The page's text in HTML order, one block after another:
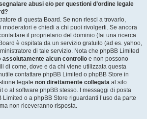
abusi e/o per questioni d’ordine legale
di questa Board. Se non riesci a trovarlo,
moderatori e chiedi a chi puoi rivolgerti. Se ancora
il proprietario del dominio (fai una ricerca
è ospitata da un servizio gratuito (ad es. yahoo,
di tale servizio. Nota che phpBB Limited
assolutamente alcun controllo e non possono
di come, dove e da chi viene utilizzata questa
contattare phpBB Limited o phpBB Store in
legale non direttamente collegata al sito
o al software phpBB stesso. I messaggi di posta
o a phpBB Store riguardanti l’uso da parte
non riceveranno risposta.